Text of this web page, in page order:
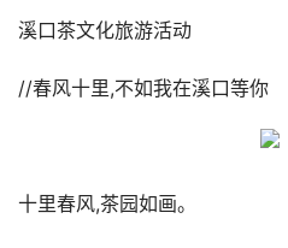
溪口茶文化旅游活动
//春风十里,不如我在溪口等你
十里春风,茶园如画。